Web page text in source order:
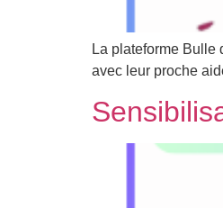
La plateforme Bulle
avec leur proche